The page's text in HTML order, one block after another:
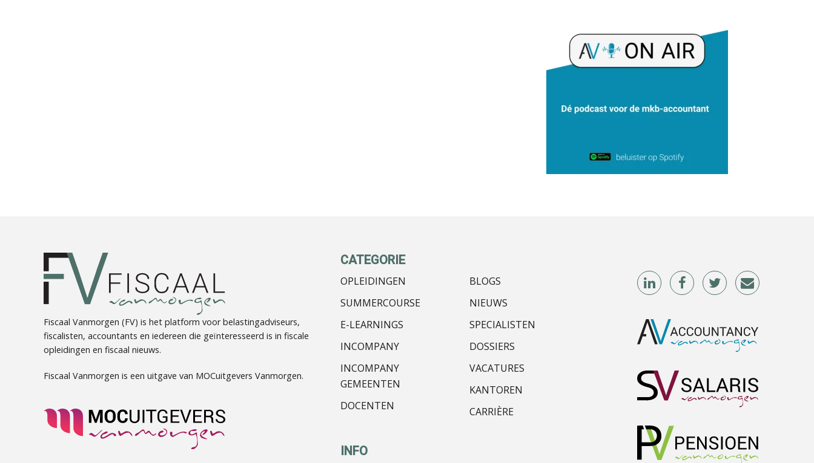
Ron Mulder
Hans Tabak
Debby Kettler
Fiscaal Vanmorgen (FV) is het platform voor belastingadviseurs,
fiscalisten, accountants en iedereen die geïnteresseerd is in fiscale
opleidingen en fiscaal nieuws.
Fiscaal Vanmorgen is een uitgave van MOCuitgevers Vanmorgen.
CATEGORIE
OPLEIDINGEN
SUMMERCOURSE
E-LEARNINGS
INCOMPANY
INCOMPANY
GEMEENTEN
DOCENTEN
BLOGS
NIEUWS
SPECIALISTEN
DOSSIERS
VACATURES
KANTOREN
CARRIÈRE
INFO